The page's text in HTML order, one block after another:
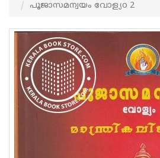
പൂജാസമന്വയം വോള്യo 2